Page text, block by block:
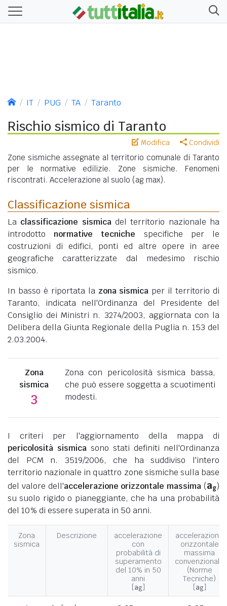
IT PUG TA Taranto
Rischio sismico di Taranto
Modifica Condividi
Zone sismiche assegnate al territorio comunale di Taranto
per le normative edilizie. Zone sismiche. Fenomeni
riscontrati. Accelerazione al suolo (ag max).
Classificazione sismica
La classificazione sismicadel territorio nazionale ha
introdotto normative tecniche specifiche per le
costruzioni di edifici, ponti ed altre opere in aree
geografiche caratterizzate dal medesimo rischio
sismico.
In basso è riportata la zona sismica per il territorio di
Taranto, indicata nell'Ordinanza del Presidente del
Consiglio dei Ministri n. 3274/2003, aggiornata con la
Delibera della Giunta Regionale della Puglia n. 153 del
2.03.2004.
Zona
sismica
3
Zona con pericolosità sismica bassa,
che può essere soggetta a scuotimenti
modesti.
I criteri per l'aggiornamento della mappa di
pericolosità sismica sono stati definiti nell'Ordinanza
del PCM n. 3519/2006, che ha suddiviso l'intero
territorio nazionale in quattro zone sismiche sulla base
del valore dell'accelerazione orizzontale massima (ag)
su suolo rigido o pianeggiante, che ha una probabilità
del 10% di essere superata in 50 anni.
Zona
sismica
Descrizione
accelerazione
con
probabilità di
superamento
del 10% in 50
anni
[ag]
accelerazione
orizzontale
massima
convenzionale
(Norme
Tecniche)
[ag]